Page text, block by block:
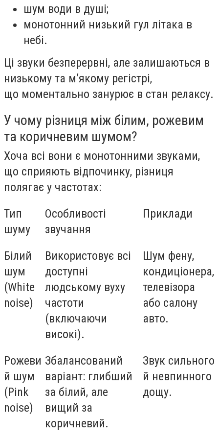
шум води в душі;
монотонний низький гул літака в
небі.
Ці звуки безперервні, але залишаються в
низькому та м’якому регістрі,
що моментально занурює в стан релаксу.
У чому різниця між білим, рожевим
та коричневим шумом?
Хоча всі вони є монотонними звуками,
що сприяють відпочинку, різниця
полягає у частотах:
Тип
шуму
Особливості
звучання
Приклади
Білий
шум
(White
noise)
Використовує всі
доступні
людському вуху
частоти
(включаючи
високі).
Шум фену,
кондиціонера,
телевізора
або салону
авто.
Рожеви
й шум
(Pink
noise)
Збалансований
варіант: глибший
за білий, але
вищий за
коричневий.
Звук сильного
й невпинного
дощу.